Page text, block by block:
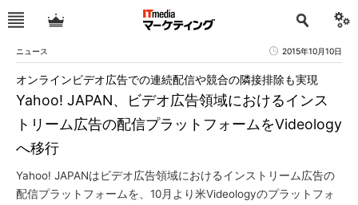
ニュース 2015年10月10日
Yahoo! JAPAN、ビデオ広告領域におけるインス
トリーム広告の配信プラットフォームをVideology
へ移行
オンラインビデオ広告での連続配信や競合の隣接排除も実現
Yahoo! JAPANはビデオ広告領域におけるインストリーム広告の
配信プラットフォームを、10月より米Videologyのプラットフォ